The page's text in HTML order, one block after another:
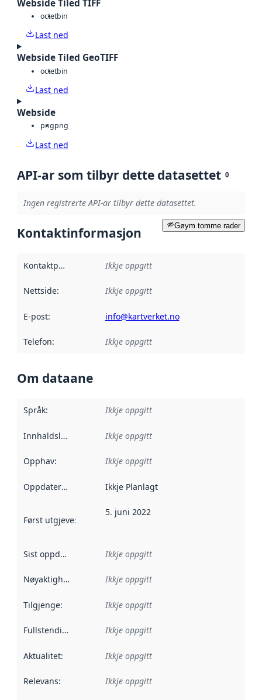
Webside Tiled TIFF
octetbin
Last ned
Webside Tiled GeoTIFF
octetbin
Last ned
Webside
pngpng
Last ned
API-ar som tilbyr dette datasettet 0
Ingen registrerte API-ar tilbyr dette datasettet.
Gøym tomme rader
Kontaktinformasjon
Kontaktpunkt Ikkje oppgitt
Nettside: Ikkje oppgitt
E-post: info@kartverket.no
Telefon: Ikkje oppgitt
Om dataane
Språk: Ikkje oppgitt
Innhaldsleverandørar :
Ikkje oppgitt
Opphav: Ikkje oppgitt
Oppdateringsfrekvens :
Ikkje Planlagt
Først utgjeve: Denne datoen seier når dataa i dette
5. juni 2022
Sist oppdatert Ikkje oppgitt
Nøyaktigheit Ikkje oppgitt
Tilgjenge: Ikkje oppgitt
Fullstendigheit Ikkje oppgitt
Aktualitet: Ikkje oppgitt
Relevans: Ikkje oppgitt